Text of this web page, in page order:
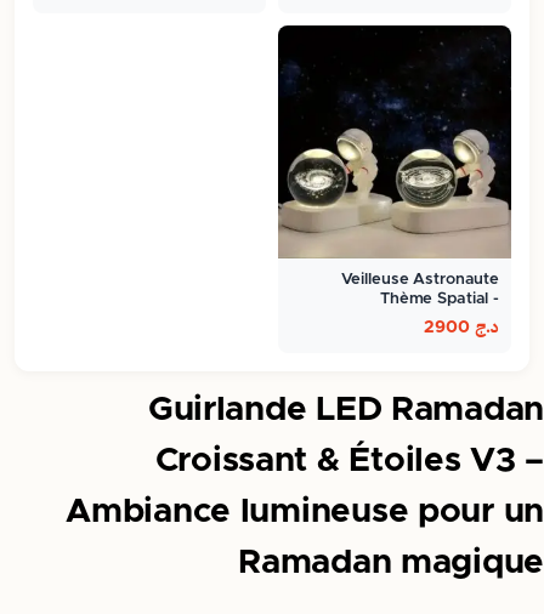
Veilleuse Astronaute
Thème Spatial -
ambiance…
د.ج
Guirlande LED Ramadan
Croissant & Étoiles V3 –
Ambiance lumineuse pour un
Ramadan magique